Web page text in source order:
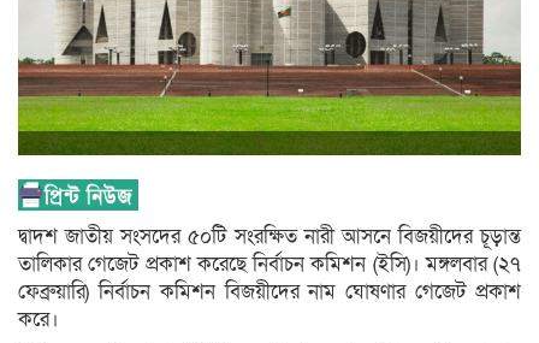
দ্বাদশ জাতীয় সংসদের ৫০টি সংরক্ষিত নারী আসনে বিজয়ীদের চূড়ান্ত
তালিকার গেজেট প্রকাশ করেছে নির্বাচন কমিশন (ইসি)। মঙ্গলবার (২৭
ফেব্রুয়ারি) নির্বাচন কমিশন বিজয়ীদের নাম ঘোষণার গেজেট প্রকাশ
করে।